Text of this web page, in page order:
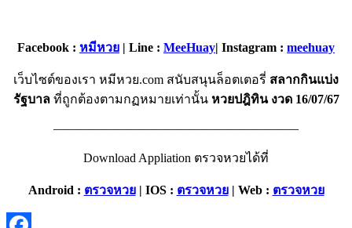
Facebook : หมีหวย | Line : MeeHuay| Instagram : meehuay
เว็บไซต์ของเรา หมีหวย.com สนับสนุนล็อตเตอรี่ สลากกินแบ่ง
รัฐบาล ที่ถูกต้องตามกฏหมายเท่านั้น หวยปฎิทิน งวด 16/07/67
———————————————————–
Download Appliation ตรวจหวยได้ที่
Android : ตรวจหวย| IOS : ตรวจหวย| Web : ตรวจหวย